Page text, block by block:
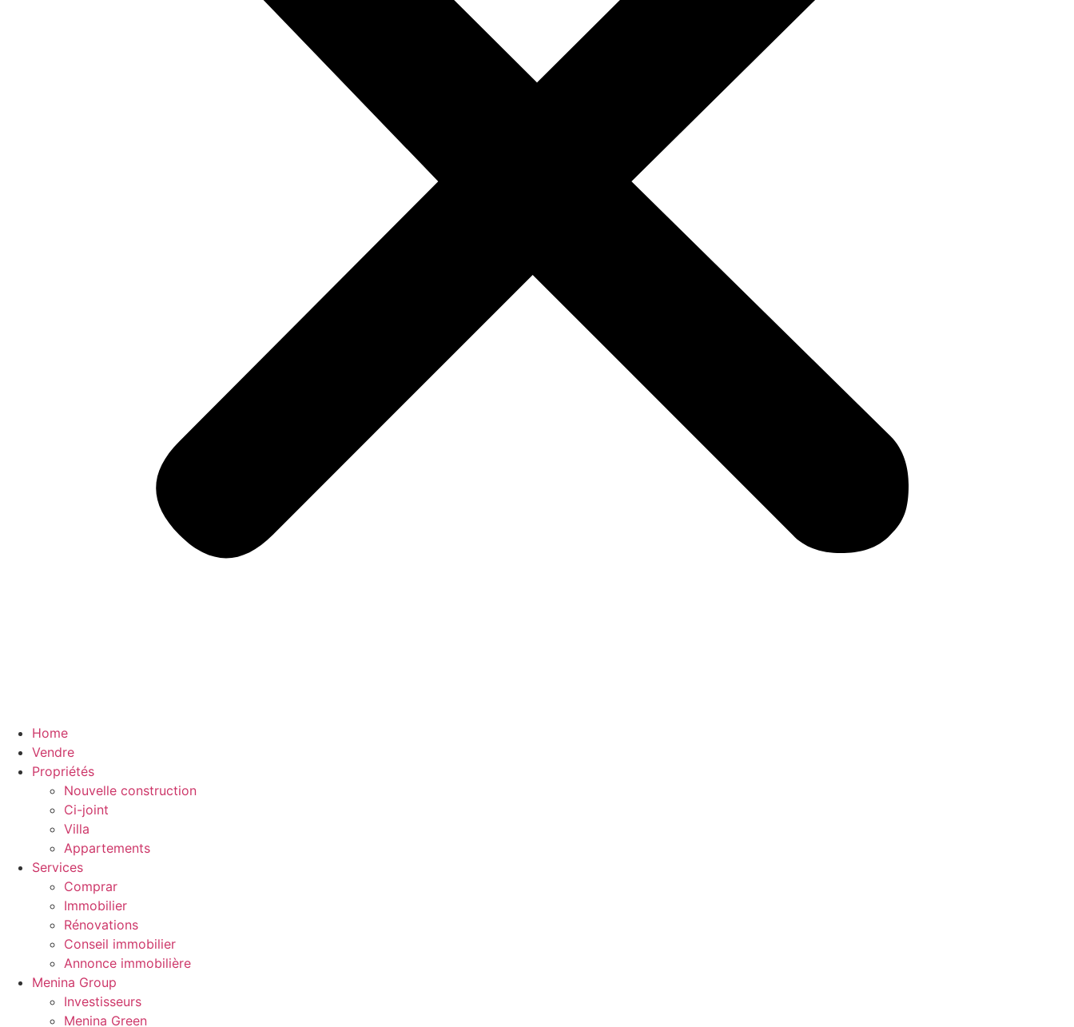
Home
Vendre
Propriétés
Nouvelle construction
Ci-joint
Villa
Appartements
Services
Comprar
Immobilier
Rénovations
Conseil immobilier
Annonce immobilière
Menina Group
Investisseurs
Menina Green